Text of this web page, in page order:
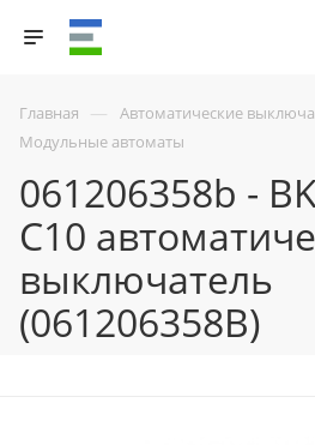
Главная — Автоматические
Модульные автоматы
061206358b -
C10
выключатель
(061206358B)